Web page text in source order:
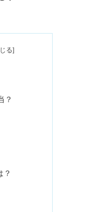
着色直径のサ
っち？
のおすすめ8
も
？
？